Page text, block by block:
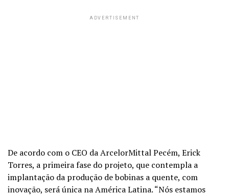
ADVERTISEMENT
De acordo com o CEO da ArcelorMittal Pecém, Erick
Torres, a primeira fase do projeto, que contempla a
implantação da produção de bobinas a quente, com
inovação, será única na América Latina. “Nós estamos